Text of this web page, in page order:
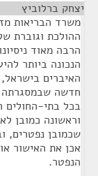
יצחק ברלוביץ
משרד הבריאות
ההולכת וגוברת
הרבה מאוד
הנכונה ביותר
האיברים בישראל,
חדשה
בכל בתי-החולים
וראשונה כמובן
שכמובן נפטרים,
אכן את האישור
הנפטר.